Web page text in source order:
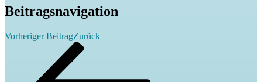
Beitragsnavigation
Vorheriger BeitragZurück